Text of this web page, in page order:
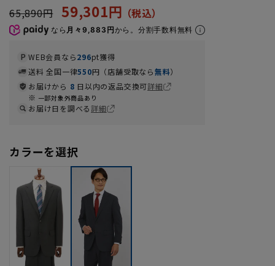
65,890円 59,301円
なら 月々9,883円から。分割手数料無料
WEB会員なら296pt獲得
送料 全国一律550円（店舗受取なら無料）
お届けから 8 日以内の返品交換可詳細
一部対象外商品あり
お届け日を調べる詳細
カラーを選択